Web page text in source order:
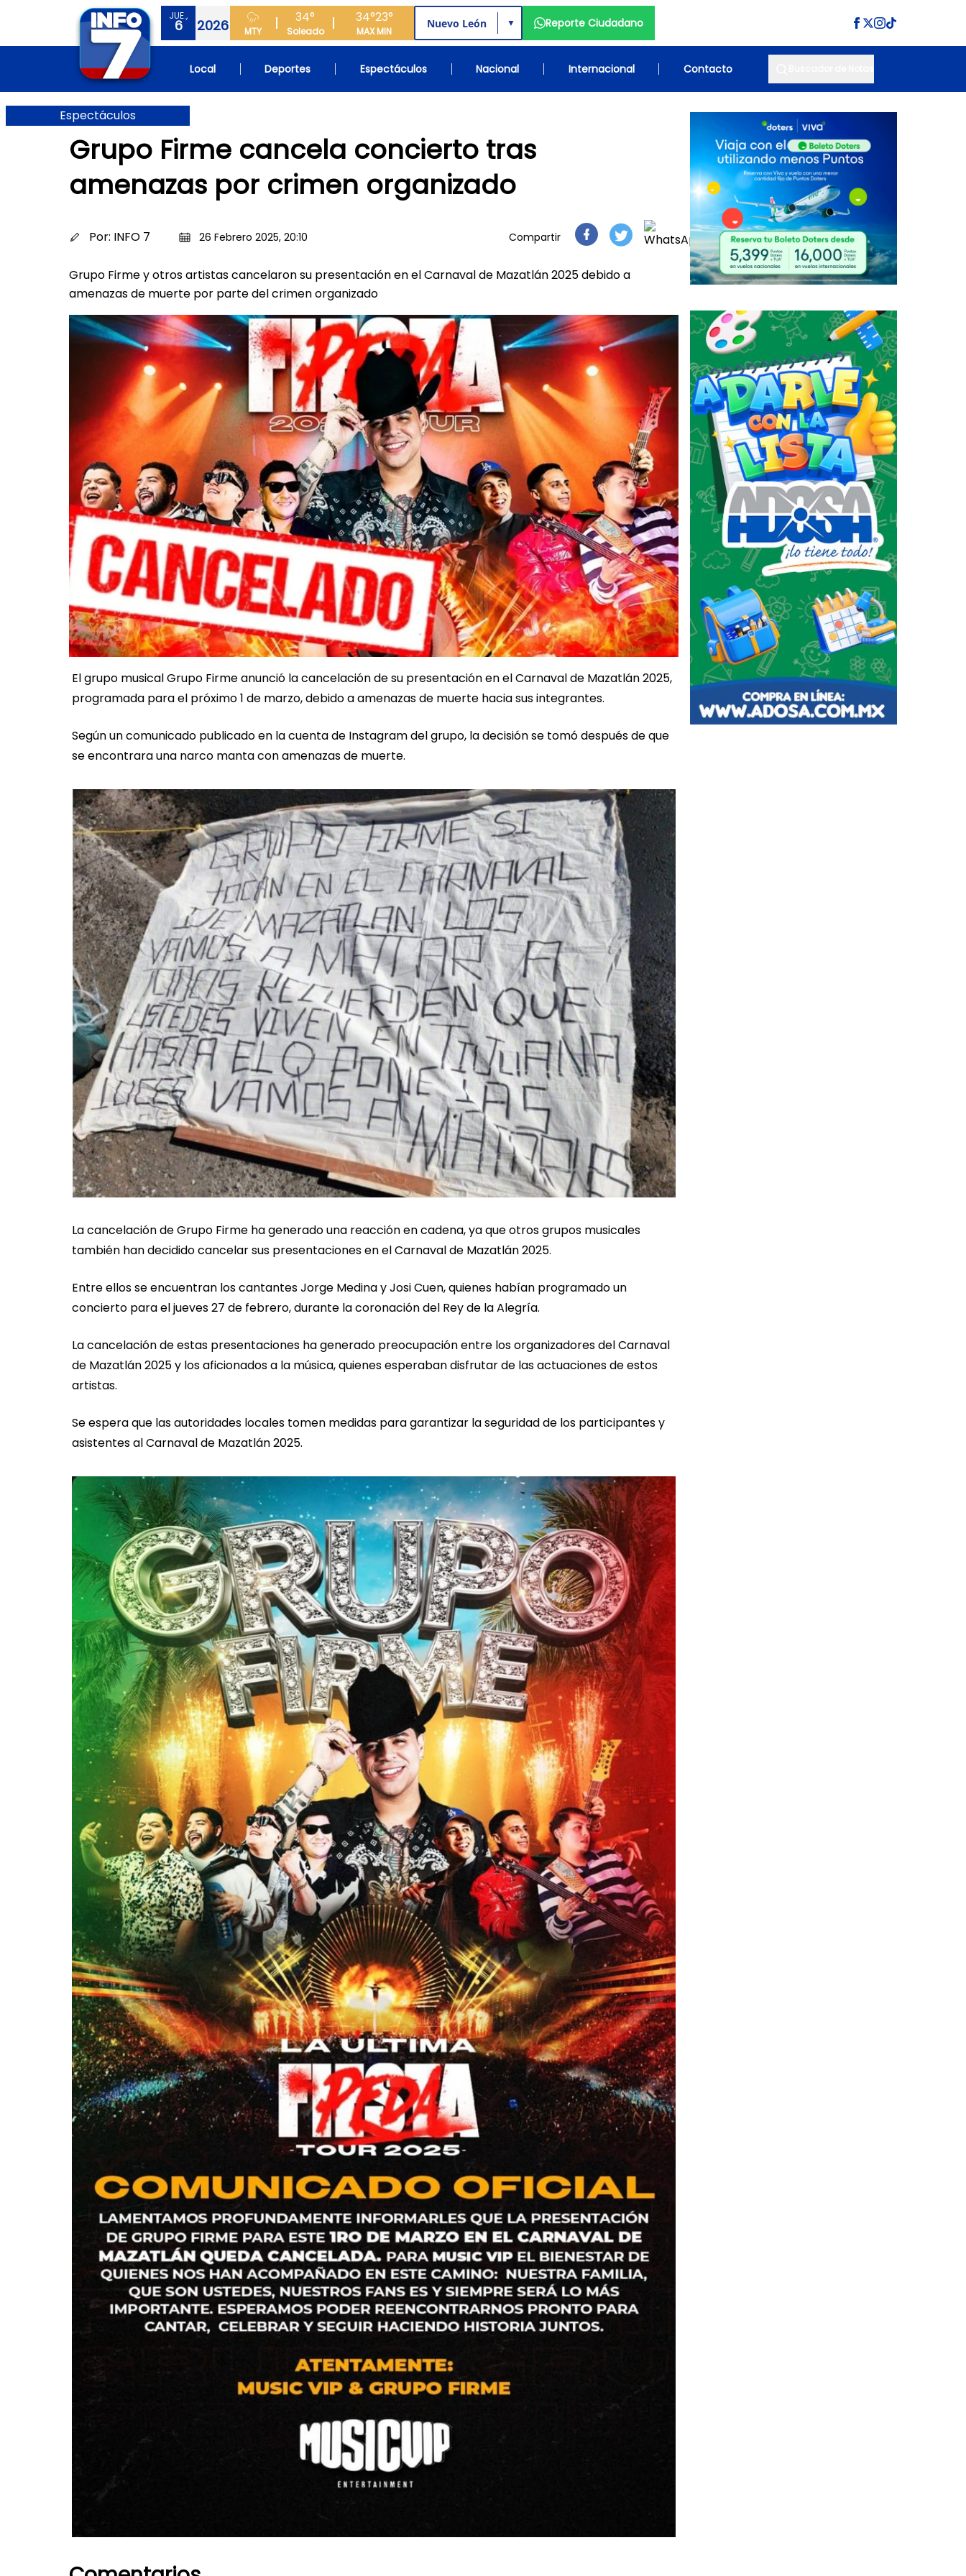
JUE.,
6 2026 MTY
34°
Soleado
34°
MAX
23°
MIN
▼ Reporte Ciudadano
Local Deportes Espectáculos Nacional Internacional Contacto
Espectáculos
Grupo Firme cancela concierto tras
amenazas por crimen organizado
Por: INFO 7 26 Febrero 2025, 20:10 Compartir
Grupo Firme y otros artistas cancelaron su presentación en el Carnaval de Mazatlán 2025 debido a
amenazas de muerte por parte del crimen organizado
El grupo musical Grupo Firme anunció la cancelación de su presentación en el Carnaval de Mazatlán 2025,
programada para el próximo 1 de marzo, debido a amenazas de muerte hacia sus integrantes.
Según un comunicado publicado en la cuenta de Instagram del grupo, la decisión se tomó después de que
se encontrara una narco manta con amenazas de muerte.
La cancelación de Grupo Firme ha generado una reacción en cadena, ya que otros grupos musicales
también han decidido cancelar sus presentaciones en el Carnaval de Mazatlán 2025.
Entre ellos se encuentran los cantantes Jorge Medina y Josi Cuen, quienes habían programado un
concierto para el jueves 27 de febrero, durante la coronación del Rey de la Alegría.
La cancelación de estas presentaciones ha generado preocupación entre los organizadores del Carnaval
de Mazatlán 2025 y los aficionados a la música, quienes esperaban disfrutar de las actuaciones de estos
artistas.
Se espera que las autoridades locales tomen medidas para garantizar la seguridad de los participantes y
asistentes al Carnaval de Mazatlán 2025.